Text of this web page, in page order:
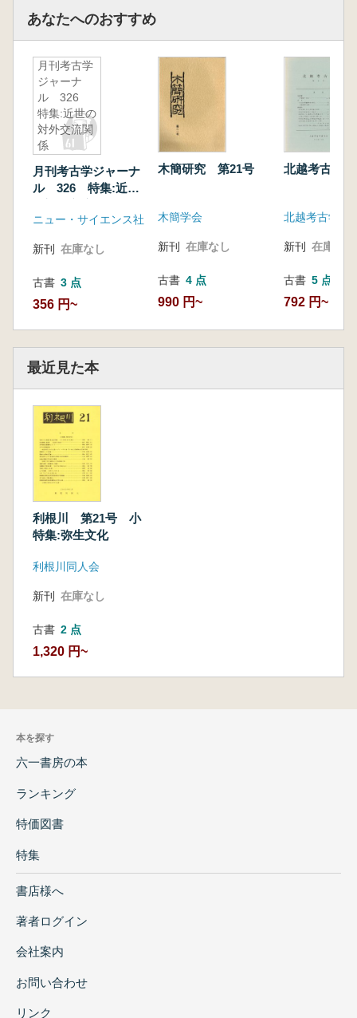
あなたへのおすすめ
月刊考古学
ジャーナ
ル 326
特集:近世の
対外交流関
係
月刊考古学ジャーナ
ル 326 特集:近世
ニュー・サイエンス社
新刊 在庫なし
古書 3 点
356 円~
木簡研究 第21号
木簡学会
新刊 在庫なし
古書 4 点
990 円~
北越考古学
北越考古学研
新刊 在庫なし
古書 5 点
792 円~
最近見た本
利根川 第21号 小
特集:弥生文化
利根川同人会
新刊 在庫なし
古書 2 点
1,320 円~
本を探す
六一書房の本
ランキング
特価図書
特集
書店様へ
著者ログイン
会社案内
お問い合わせ
リンク